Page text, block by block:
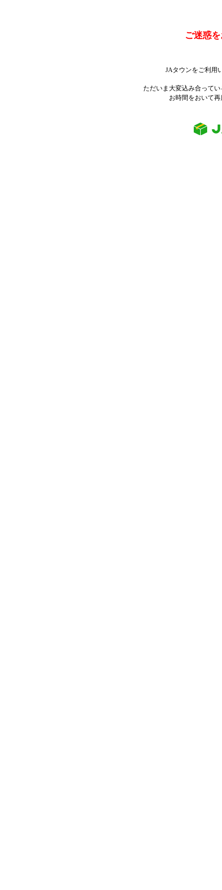
ご迷惑
JAタウンをご利用
ただいま大変込み合って
お時間をおいて